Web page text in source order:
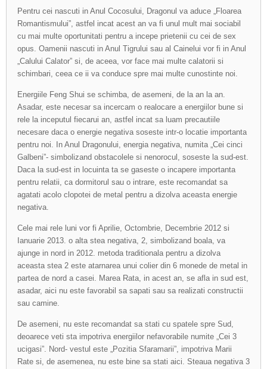
Pentru cei nascuti in Anul Cocosului, Dragonul va aduce „Floarea
Romantismului”, astfel incat acest an va fi unul mult mai sociabil
cu mai multe oportunitati pentru a incepe prietenii cu cei de sex
opus. Oamenii nascuti in Anul Tigrului sau al Cainelui vor fi in Anul
„Calului Calator” si, de aceea, vor face mai multe calatorii si
schimbari, ceea ce ii va conduce spre mai multe cunostinte noi.
Energiile Feng Shui se schimba, de asemeni, de la an la an.
Asadar, este necesar sa incercam o realocare a energiilor bune si
rele la inceputul fiecarui an, astfel incat sa luam precautiile
necesare daca o energie negativa soseste intr-o locatie importanta
pentru noi. In Anul Dragonului, energia negativa, numita „Cei cinci
Galbeni”- simbolizand obstacolele si nenorocul, soseste la sud-est.
Daca la sud-est in locuinta ta se gaseste o incapere importanta
pentru relatii, ca dormitorul sau o intrare, este recomandat sa
agatati acolo clopotei de metal pentru a dizolva aceasta energie
negativa.
Cele mai rele luni vor fi Aprilie, Octombrie, Decembrie 2012 si
Ianuarie 2013. o alta stea negativa, 2, simbolizand boala, va
ajunge in nord in 2012. metoda traditionala pentru a dizolva
aceasta stea 2 este atarnarea unui colier din 6 monede de metal in
partea de nord a casei. Marea Rata, in acest an, se afla in sud est,
asadar, aici nu este favorabil sa sapati sau sa realizati constructii
sau camine.
De asemeni, nu este recomandat sa stati cu spatele spre Sud,
deoarece veti sta impotriva energiilor nefavorabile numite „Cei 3
ucigasi”. Nord- vestul este „Pozitia Sfaramarii”, impotriva Marii
Rate si, de asemenea, nu este bine sa stati aici. Steaua negativa 3